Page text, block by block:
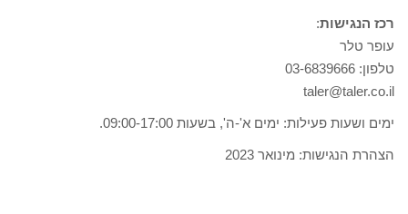
רכז הנגישות:
עופר טלר
טלפון: 03-6839666
taler@taler.co.il
ימים ושעות פעילות: ימים א'-ה', בשעות 09:00-17:00.
הצהרת הנגישות: מינואר 2023